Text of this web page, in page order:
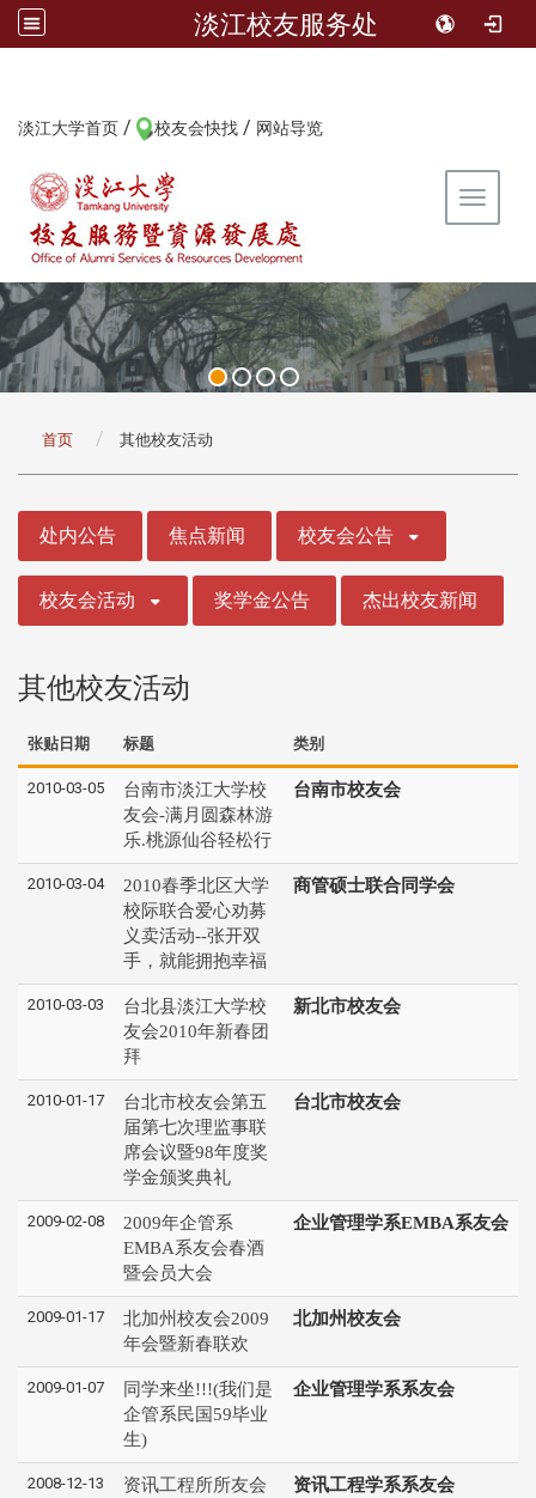
淡江校友服务处
淡江大学首页 / 校友会快找 / 网站导览
Toggle
首页 其他校友活动
处内公告 焦点新闻 校友会公告
校友会活动 奖学金公告 杰出校友新闻
其他校友活动
张贴日期 标题 类别
2010-03-05
台南市淡江大学校
友会-满月圆森林游
乐.桃源仙谷轻松行
台南市校友会
2010-03-04
2010春季北区大学
校际联合爱心劝募
义卖活动--张开双
手，就能拥抱幸福
商管硕士联合同学会
2010-03-03
台北县淡江大学校
友会2010年新春团
拜
新北市校友会
2010-01-17
台北市校友会第五
届第七次理监事联
席会议暨98年度奖
学金颁奖典礼
台北市校友会
2009-02-08
2009年企管系
EMBA系友会春酒
暨会员大会
企业管理学系EMBA系友会
2009-01-17
北加州校友会2009
年会暨新春联欢
北加州校友会
2009-01-07
同学来坐!!!(我们是
企管系民国59毕业
生)
企业管理学系系友会
2008-12-13
资讯工程所所友会
资讯工程学系系友会